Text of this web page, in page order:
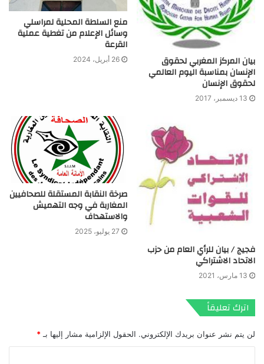
بيان المركز المغربي لحقوق
الإنسان بمناسبة اليوم العالمي
لحقوق الإنسان
13 ديسمبر، 2017
منع السلطة المحلية لمراسلي
وسائل الإعلام من تغطية عملية
القرعة
26 أبريل، 2024
فجيج / بيان للرأي العام من حزب
الاتحاد الاشتراكي
13 مارس، 2021
صرخة النقابة المستقلة للصحافيين
المغاربة في وجه التهميش
والاستهداف
27 يوليو، 2025
اترك تعليقاً
لن يتم نشر عنوان بريدك الإلكتروني. الحقول الإلزامية مشار إليها بـ *